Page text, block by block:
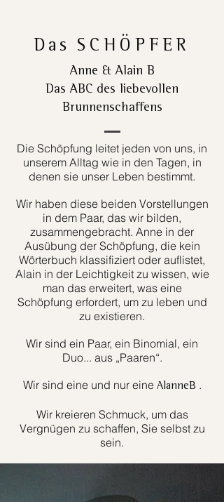
Das SCHÖPFER
Anne & Alain B
Das ABC des liebevollen
Brunnenschaffens
Die Schöpfung leitet jeden von uns, in
unserem Alltag wie in den Tagen, in
denen sie unser Leben bestimmt.
Wir haben diese beiden Vorstellungen
in dem Paar, das wir bilden,
zusammengebracht. Anne in der
Ausübung der Schöpfung, die kein
Wörterbuch klassifiziert oder auflistet,
Alain in der Leichtigkeit zu wissen, wie
man das erweitert, was eine
Schöpfung erfordert, um zu leben und
zu existieren.
Wir sind ein Paar, ein Binomial, ein
Duo... aus „Paaren“.
Wir sind eine und nur eine AlanneB .
Wir kreieren Schmuck, um das
Vergnügen zu schaffen, Sie selbst zu
sein.